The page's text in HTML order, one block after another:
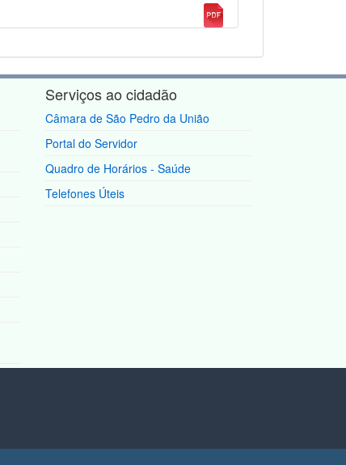
Serviços ao cidadão
Câmara de São Pedro da União
Portal do Servidor
Quadro de Horários - Saúde
Telefones Úteis